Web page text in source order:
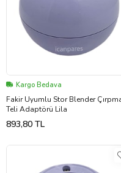
Kargo Bedava
Fakir Uyumlu Stor Blender
Teli Adaptörü Lila
893,80 TL